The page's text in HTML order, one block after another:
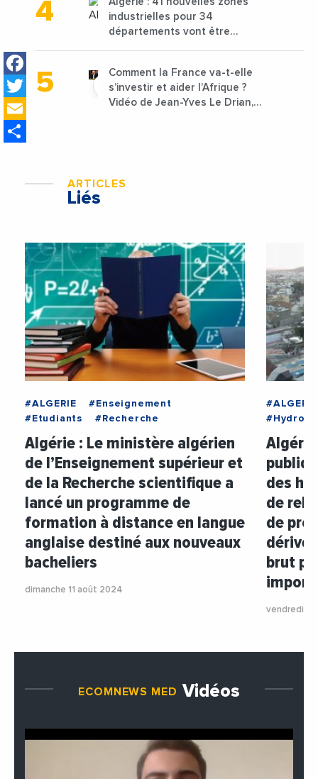
Facebook
Twitter
industrielles pour 34
départements vont être
Comment la France va-t-elle
s’investir et aider l’Afrique ?
Vidéo de Jean-Yves Le Drian,
ARTICLES
Liés
#ALGERIE
#Enseignement
#Etudiants
#Recherche
Algérie : Le ministère algérien
de l’Enseignement supérieur et
de la Recherche scientifique a
lancé un programme de
formation à distance en langue
anglaise destiné aux nouveaux
bacheliers
dimanche 11 août 2024
#ALGERIE
des
de
de
dérivé
brut
vendredi
ECOMNEWS MED Vidéos